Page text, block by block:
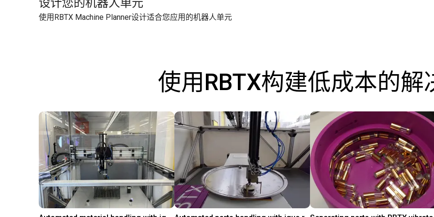
设计您的机器人单元
使用 RBTX Machine Planner设计适合您应用的机器人单元
使用RBTX构建低成本的解